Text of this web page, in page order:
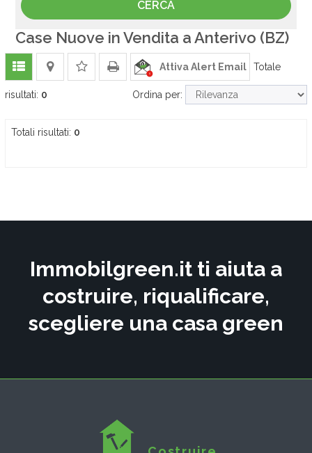
Case Nuove in Vendita a Anterivo (BZ)
Attiva Alert Email Totale
risultati: 0 Ordina per:
Totali risultati: 0
Immobilgreen.it ti aiuta a
costruire, riqualificare,
scegliere una casa green